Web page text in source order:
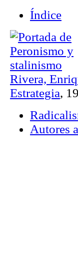
Índice
Rivera,
Estrategia,
Autores